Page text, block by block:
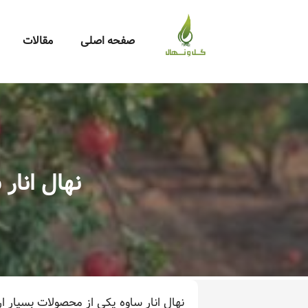
صفحه اصلی مقالات
نهال
نهال انار ساوه یکی از محصولات